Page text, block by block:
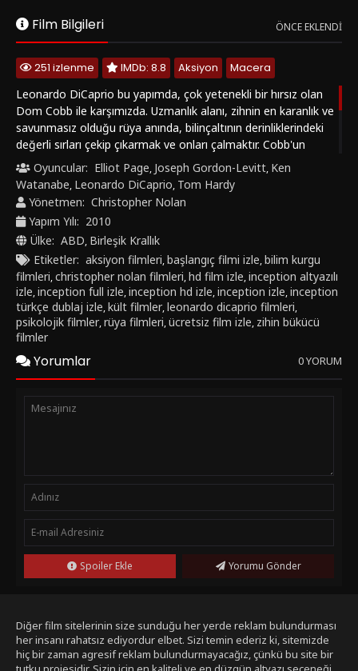
Film Bilgileri ÖNCE EKLENDI
251 izlenme IMDb: 8.8 Aksiyon
Macera
Leonardo DiCaprio bu yapımda, çok yetenekli bir hırsız olan
Dom Cobb ile karşımızda. Uzmanlık alanı, zihnin en karanlık ve
savunmasız olduğu rüya anında, bilinçaltının derinliklerindeki
değerli sırları çekip çıkarmak ve onları çalmaktır. Cobb'un
insanlarda nadiren görülebilecek bu yeteneği onu kurumsal
casusluğun tehlikeli yeni dünyasında aranan bir oyuncu
yapmıştır. Aynı zamanda bu durum onu uluslararası bir kaçak
yapmış ve sevdiği her şeye malolmuştur. Cobb'a içinde
bulunduğu durumdan kurtulmasını sağlayacak bir fırsat
sunulur. Ona hayatını geri verebilecek son bir iş; tabii eğer
imkansız 'Başlangıç'ı tamamlayabilirse.
Oyuncular: Elliot Page, Joseph Gordon-Levitt, Ken
Watanabe, Leonardo DiCaprio, Tom Hardy
Yönetmen: Christopher Nolan
Yapım Yılı: 2010
Ülke: ABD, Birleşik Krallık
Etiketler: aksiyon filmleri,başlangıç filmi izle,bilim kurgu
filmleri,christopher nolan filmleri,hd film izle,inception altyazılı
izle,inception full izle,inception hd izle,inception izle,inception
türkçe dublaj izle,kült filmler,leonardo dicaprio filmleri,
psikolojik filmler,rüya filmleri,ücretsiz film izle, zihin bükücü
filmler
Yorumlar 0 YORUM
Spoiler Ekle Yorumu Gönder
Diğer film sitelerinin size sunduğu her yerde reklam bulundurması
her insanı rahatsız ediyordur elbet. Sizi temin ederiz ki, sitemizde
hiç bir zaman agresif reklam bulundurmayacağız, çünkü bu site bir